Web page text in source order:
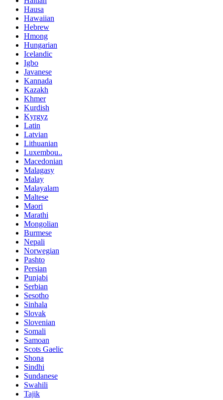
Hausa
Hawaiian
Hebrew
Hmong
Hungarian
Icelandic
Igbo
Javanese
Kannada
Kazakh
Khmer
Kurdish
Kyrgyz
Latin
Latvian
Lithuanian
Luxembou..
Macedonian
Malagasy
Malay
Malayalam
Maltese
Maori
Marathi
Mongolian
Burmese
Nepali
Norwegian
Pashto
Persian
Punjabi
Serbian
Sesotho
Sinhala
Slovak
Slovenian
Somali
Samoan
Scots Gaelic
Shona
Sindhi
Sundanese
Swahili
Tajik